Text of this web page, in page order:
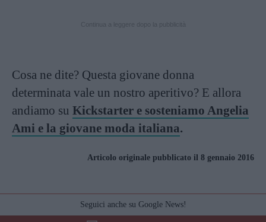
Cosa ne dite? Questa giovane donna
determinata vale un nostro aperitivo? E allora
andiamo su Kickstarter e sosteniamo Angelia
Ami e la giovane moda italiana.
Articolo originale pubblicato il 8 gennaio 2016
Seguici anche su Google News!